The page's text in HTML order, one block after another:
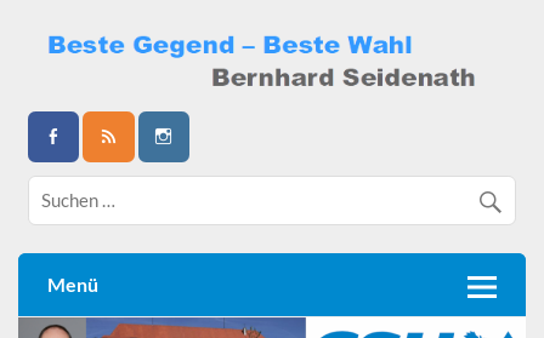
content
Bernhard Seidenath
Menü